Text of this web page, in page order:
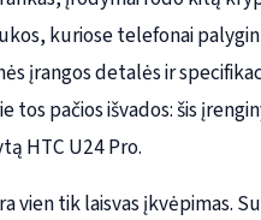
kuriose telefonai
įrangos detalės ir
tos pačios išvados: šis
HTC U24 Pro.
vien tik laisvas įkvėpimas.